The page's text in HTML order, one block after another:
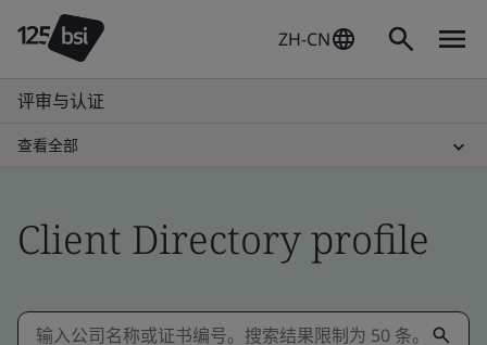
ZH-CN
评审与认证
查看全部
Client Directory profile